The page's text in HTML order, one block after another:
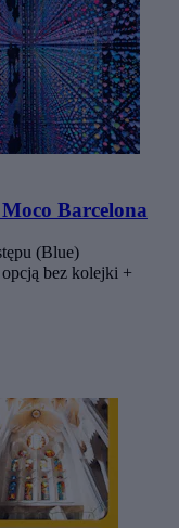
Barcelona
(Blue)
bez kolejki +